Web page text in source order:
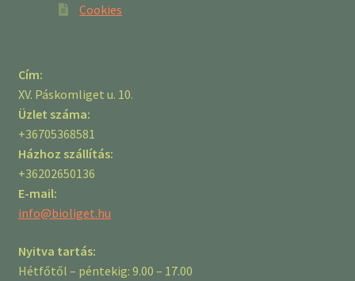
Cookies
Cím:
XV. Páskomliget u. 10.
Üzlet száma:
+36705368581
Házhoz szállítás:
+36202650136
E-mail:
info@bioliget.hu
Nyitva tartás:
Hétfőtől – péntekig: 9.00 – 17.00